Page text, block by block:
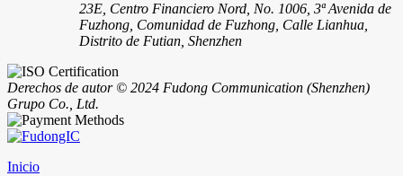
23E, Centro Financiero Nord, No. 1006, 3ª Avenida de
Fuzhong, Comunidad de Fuzhong, Calle Lianhua,
Distrito de Futian, Shenzhen
Derechos de autor © 2024 Fudong Communication (Shenzhen)
Grupo Co., Ltd.
Inicio